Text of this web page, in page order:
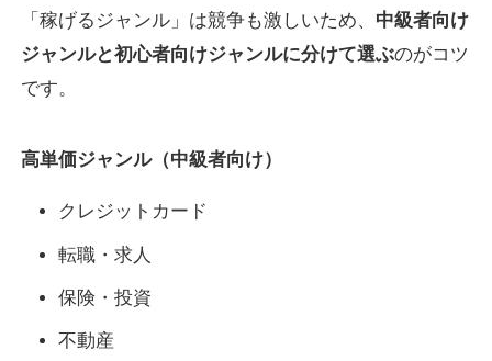
「稼げるジャンル」は競争も激しいため、 中級者向け
ジャンルと初心者向けジャンルに分けて選ぶのがコツ
です。
高単価ジャンル（中級者向け）
クレジットカード
転職・求人
保険・投資
不動産